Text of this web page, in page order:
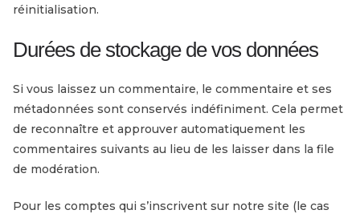
réinitialisation.
Durées de stockage de vos données
Si vous laissez un commentaire, le commentaire et ses
métadonnées sont conservés indéfiniment. Cela permet
de reconnaître et approuver automatiquement les
commentaires suivants au lieu de les laisser dans la file
de modération.
Pour les comptes qui s’inscrivent sur notre site (le cas